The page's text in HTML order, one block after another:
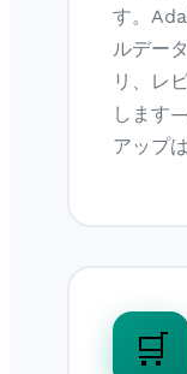
す。
ルデー
リ、レ
します
アップ
🛒